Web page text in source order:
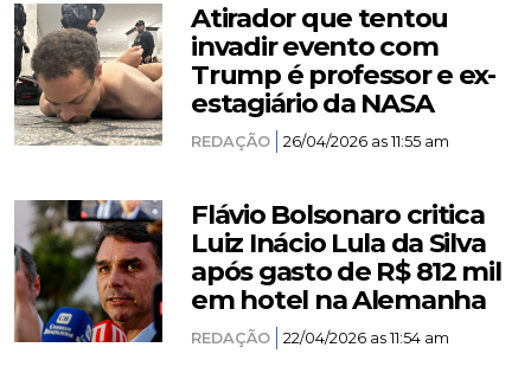
Atirador que tentou
invadir evento com
Trump é professor e ex-
estagiário da NASA
REDAÇÃO 26/04/2026 as 11:55 am
Flávio Bolsonaro critica
Luiz Inácio Lula da Silva
após gasto de R$ 812 mil
em hotel na Alemanha
REDAÇÃO 22/04/2026 as 11:54 am